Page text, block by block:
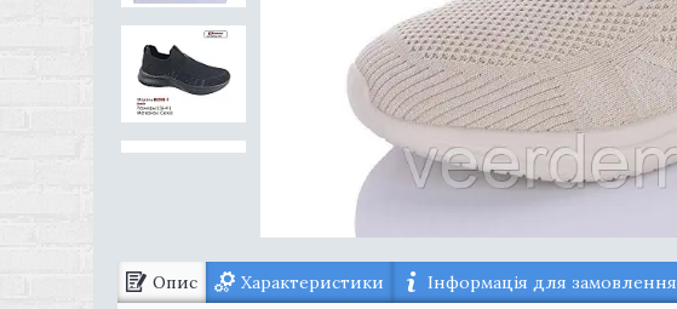
Опис Характеристики Інформація для замовлення